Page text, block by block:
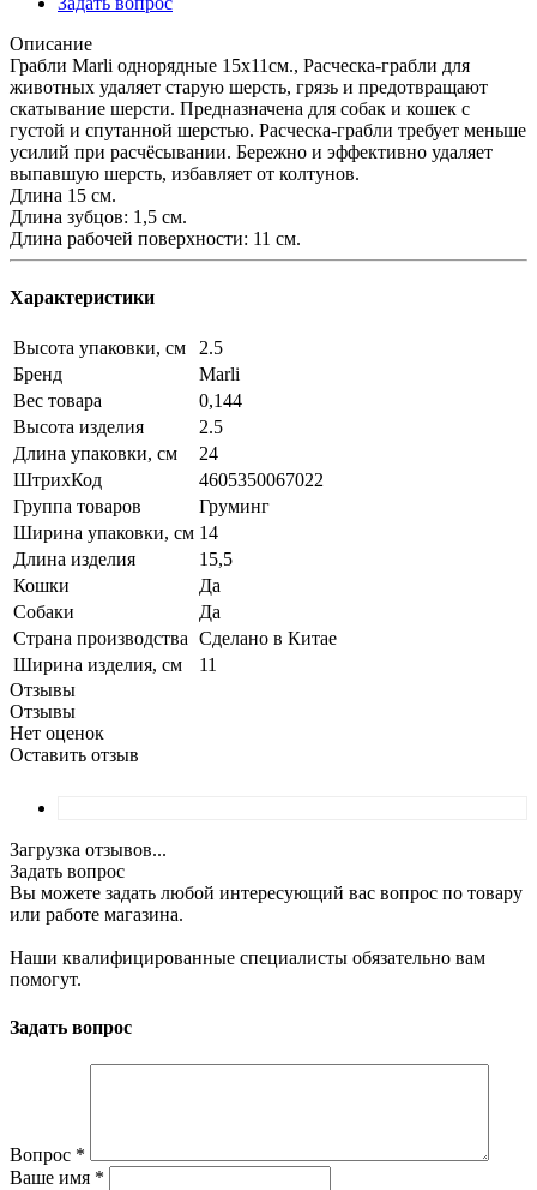
Описание
Грабли Marli однорядные 15х11см., Расческа-грабли для
животных удаляет старую шерсть, грязь и предотвращают
скатывание шерсти. Предназначена для собак и кошек с
густой и спутанной шерстью. Расческа-грабли требует меньше
усилий при расчёсывании. Бережно и эффективно удаляет
выпавшую шерсть, избавляет от колтунов.
Длина 15 см.
Длина зубцов: 1,5 см.
Длина рабочей поверхности: 11 см.
Характеристики
Высота упаковки, см
2.5
Бренд
Marli
Вес товара
0,144
Высота изделия
2.5
Длина упаковки, см
24
ШтрихКод
4605350067022
Группа товаров
Груминг
Ширина упаковки, см 14
Длина изделия
15,5
Кошки
Да
Собаки
Да
Страна производства Сделано в Китае
Ширина изделия, см
11
Отзывы
Отзывы
Нет оценок
Оставить отзыв
Загрузка отзывов...
Задать вопрос
Вы можете задать любой интересующий вас вопрос по товару
или работе магазина.
Наши квалифицированные специалисты обязательно вам
помогут.
Задать вопрос
Вопрос *
Ваше имя *